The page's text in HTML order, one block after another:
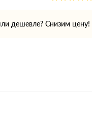
дешевле? Снизим цену!